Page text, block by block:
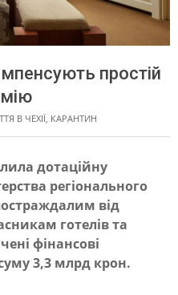
простій
В ЧЕXІЇ, КАРАНТИН
дотаційну
регіонального
від
готелів та
фінансові
3,3 млрд крон.